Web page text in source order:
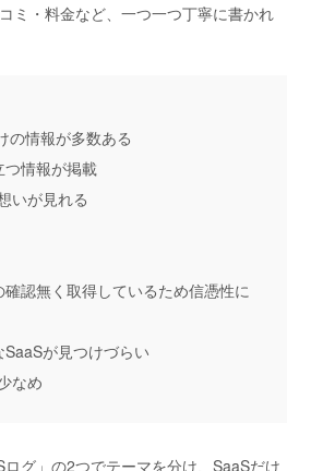
ミ・料金など、一つ一つ丁寧に書かれ
の情報が多数ある
つ情報が掲載
いが見れる
確認無く取得しているため信憑性に
SaaSが見つけづらい
なめ
ログ」の2つでテーマを分け、SaaSだけ